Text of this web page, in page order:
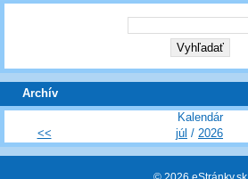
Archív
Kalendár
<<
júl / 2026
© 2026 eStránky.sk